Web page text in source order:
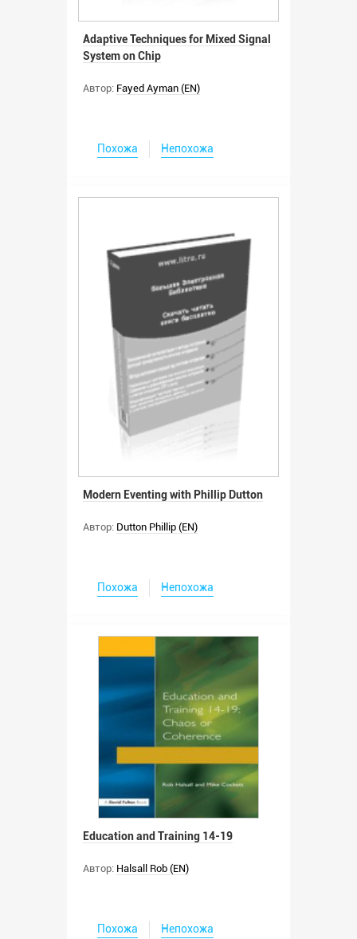
Adaptive Techniques for Mixed Signal
System on Chip
Автор: Fayed Ayman (EN)
Похожа Непохожа
Modern Eventing with Phillip Dutton
Автор: Dutton Phillip (EN)
Похожа Непохожа
Education and Training 14-19
Автор: Halsall Rob (EN)
Похожа Непохожа